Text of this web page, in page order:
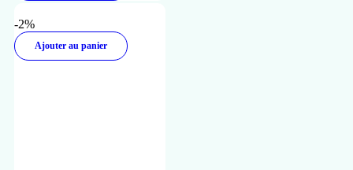
-2%
Ajouter au panier